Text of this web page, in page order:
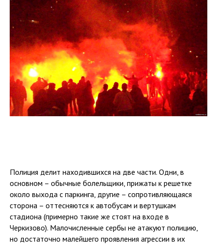
Полиция делит находившихся на две части. Одни, в
основном – обычные болельщики, прижаты к решетке
около выхода с паркинга, другие – сопротивляющаяся
сторона – оттесняются к автобусам и вертушкам
стадиона (примерно такие же стоят на входе в
Черкизово). Малочисленные сербы не атакуют полицию,
но достаточно малейшего проявления агрессии в их